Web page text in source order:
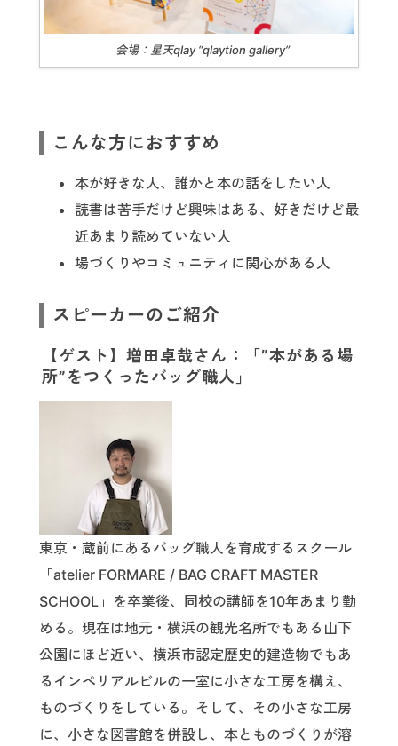
会場：星天qlay “qlaytion gallery”
こんな方におすすめ
本が好きな人、誰かと本の話をしたい人
読書は苦手だけど興味はある、好きだけど最
近あまり読めていない人
場づくりやコミュニティに関心がある人
スピーカーのご紹介
【ゲスト】増田卓哉さん：「”本がある場
所”をつくったバッグ職人」
東京・蔵前にあるバッグ職人を育成するスクール
「atelier FORMARE / BAG CRAFT MASTER
SCHOOL」を卒業後、同校の講師を10年あまり勤
める。現在は地元・横浜の観光名所でもある山下
公園にほど近い、横浜市認定歴史的建造物でもあ
るインペリアルビルの一室に小さな工房を構え、
ものづくりをしている。そして、その小さな工房
に、小さな図書館を併設し、本とものづくりが溶